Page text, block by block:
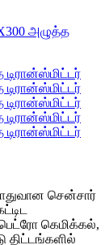
சென்சார்
கெமிக்கல்,
திட்டங்களில்